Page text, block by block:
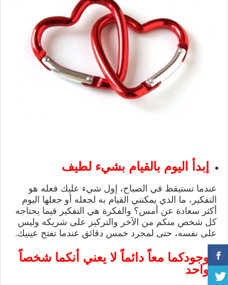
إبدأ اليوم بالقيام بشيء لطيف
عندما تستيقظ في الصباح، إول شيء عليك فعله هو
التفكير، ما الذي يمكنني القيام به لجعله أو جعلها اليوم
أكثر سعادة عن أمس؟ والفكرة هي التفكير فيما يحتاجه
كل شخص منكم من الآخر والتركيز على شريكه وليس
على نفسه، حتى لمجرد خمس دقائق عندما تفتح عينيك.
وجودكما معاً دائماً لا يعني أنكما شخصاً
واحد